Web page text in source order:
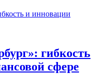
гибкость
сфере